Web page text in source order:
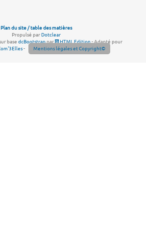
Plan du site / table des matières
Propulsé parDotclear
base dcBootstrappar HTML Edition- Adapté pour
- Mentions légales et Copyright©